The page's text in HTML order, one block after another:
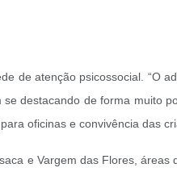
de atenção psicossocial. “O
destacando de forma muito
oficinas e convivência das
e Vargem das Flores, áreas